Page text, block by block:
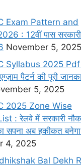
Exam Pattern and
: 12वीं पास सरकारी
November 5, 2025
Syllabus 2025 Pdf
पैटर्न की पूरी
5, 2025
2025 Zone Wise
: रेलवे में सरकारी
सपना अब हकीकत
4, 2025
Bal Dekh